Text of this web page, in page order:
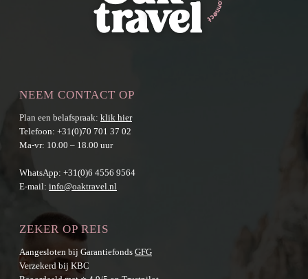
NEEM CONTACT OP
Plan een belafspraak: klik hier
Telefoon: +31(0)70 701 37 02
Ma-vr: 10.00 – 18.00 uur
WhatsApp: +31(0)6 4556 9564
E-mail: info@oaktravel.nl
ZEKER OP REIS
Aangesloten bij Garantiefonds GFG
Verzekerd bij KBC